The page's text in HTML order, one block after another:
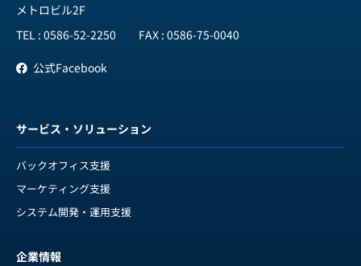
メトロビル2F
TEL : 0586-52-2250
FAX : 0586-75-0040
公式Facebook
サービス・ソリューション
バックオフィス支援
マーケティング支援
システム開発・運用支援
企業情報